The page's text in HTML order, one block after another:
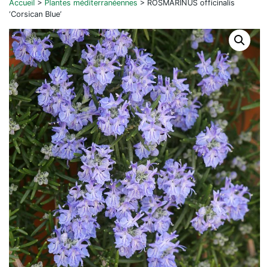
Accueil > Plantes méditerranéennes > ROSMARINUS officinalis
‘Corsican Blue’